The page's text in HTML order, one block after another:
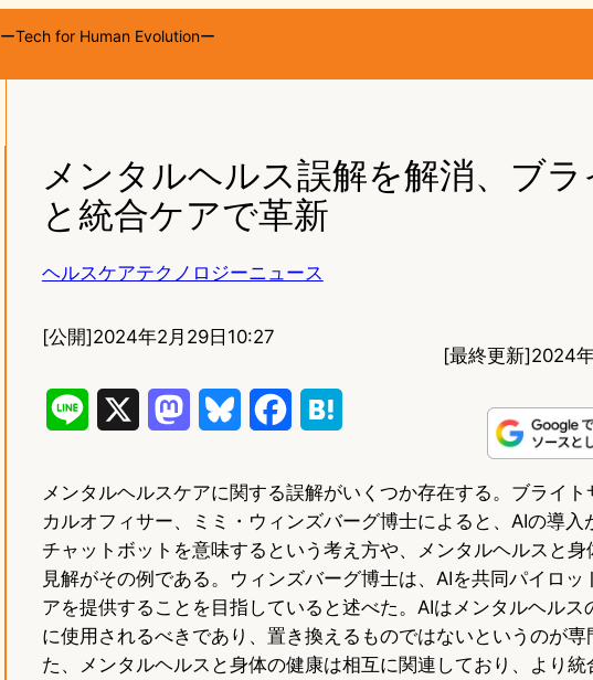
ーTech for Human Evolutionー
メンタルヘルス誤解を解消、ブ
と統合ケアで革新
ヘルスケアテクノロジーニュース
[公開]2024年2月29日10:27
[最終更新]2024
n
e
s
o
d
o
u
s
k
y
c
e
b
o
o
t
n
a
メンタルヘルスケアに関する誤解がいくつか存在する。ブライ
カルオフィサー、ミミ・ウィンズバーグ博士によると、AIの導
チャットボットを意味するという考え方や、メンタルヘルスと
見解がその例である。ウィンズバーグ博士は、AIを共同パイロ
アを提供することを目指していると述べた。AIはメンタルヘル
に使用されるべきであり、置き換えるものではないというのが
た、メンタルヘルスと身体の健康は相互に関連しており、より